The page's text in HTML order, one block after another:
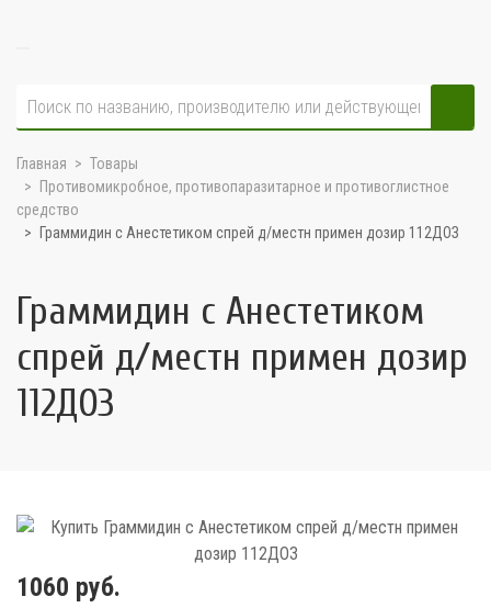
Главная
Товары
Противомикробное, противопаразитарное и противоглистное
средство
Граммидин с Анестетиком спрей д/местн примен дозир 112ДОЗ
Граммидин с Анестетиком
спрей д/местн примен дозир
112ДОЗ
1060 руб.